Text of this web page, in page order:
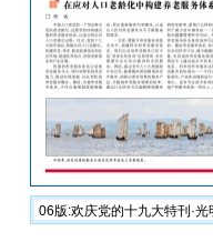
06版:欢庆党的十九大特刊·